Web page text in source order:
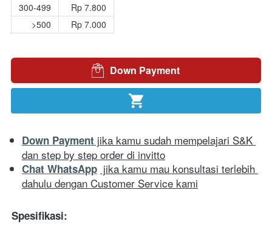
300-499
>500
Rp 7.800
Rp 7.000
` Down Payment
`
Down Payment jika kamu sudah mempelajari S&K
dan step by step order di invitto
Chat WhatsApp jika kamu mau konsultasi terlebih
dahulu dengan Customer Service kami
Spesifikasi: